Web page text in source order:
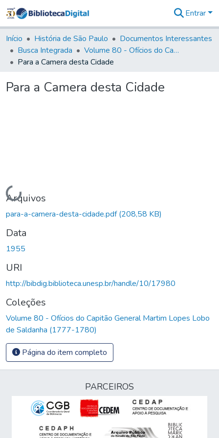
&
Coleções
Tudo na
Biblioteca
Estatísticas
Entrar
Início História de São Paulo
Documentos Interessantes
Busca Integrada
Volume 80 - Ofícios do Capitão General Martim Lopes Lobo de Saldanha (1777-1780)
Para a Camera desta Cidade
Para a Camera desta Cidade
Carregando...
Arquivos
para-a-camera-desta-cidade.pdf(208,58 KB)
Data
1955
URI
http://bibdig.biblioteca.unesp.br/handle/10/17980
Coleções
Volume 80 - Ofícios do Capitão General Martim Lopes Lobo
de Saldanha (1777-1780)
Página do item completo
PARCEIROS